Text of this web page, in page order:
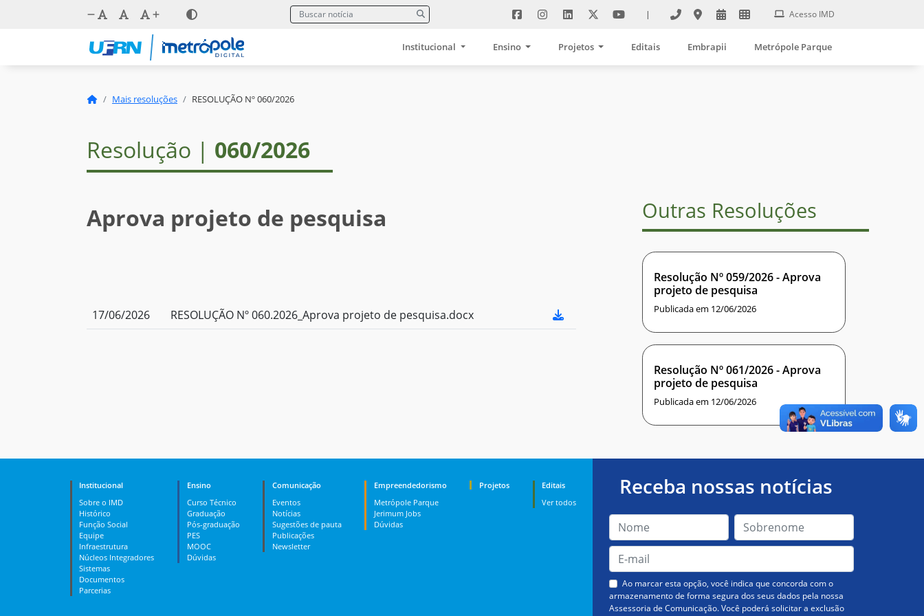
| Acesso IMD
Institucional Ensino Projetos Editais Embrapii Metrópole Parque
Mais resoluções RESOLUÇÃO Nº 060/2026
Resolução | 060/2026
Aprova projeto de pesquisa
17/06/2026 RESOLUÇÃO Nº 060.2026_Aprova projeto de pesquisa.docx
Outras Resoluções
Resolução Nº 059/2026 - Aprova
projeto de pesquisa
Publicada em 12/06/2026
Resolução Nº 061/2026 - Aprova
projeto de pesquisa
Publicada em 12/06/2026
Institucional
Sobre o IMD
Histórico
Função Social
Equipe
Infraestrutura
Núcleos Integradores
Sistemas
Documentos
Parcerias
Ensino
Curso Técnico
Graduação
Pós-graduação
PES
MOOC
Dúvidas
Comunicação
Eventos
Notícias
Sugestões de pauta
Publicações
Newsletter
Empreendedorismo
Metrópole Parque
Jerimum Jobs
Dúvidas
Projetos
Editais
Ver todos
Receba nossas notícias
Ao marcar esta opção, você indica que concorda com o
armazenamento de forma segura dos seus dados pela nossa
Assessoria de Comunicação. Você poderá solicitar a exclusão